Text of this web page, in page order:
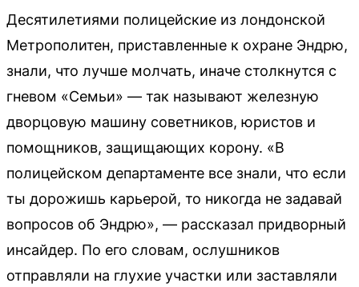
Десятилетиями полицейские из лондонской
Метрополитен, приставленные к охране Эндрю,
знали, что лучше молчать, иначе столкнутся с
гневом «Семьи» — так называют железную
дворцовую машину советников, юристов и
помощников, защищающих корону. «В
полицейском департаменте все знали, что если
ты дорожишь карьерой, то никогда не задавай
вопросов об Эндрю», — рассказал придворный
инсайдер. По его словам, ослушников
отправляли на глухие участки или заставляли